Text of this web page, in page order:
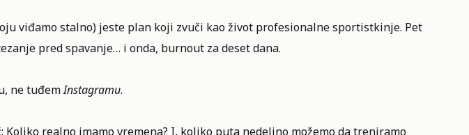
viđamo stalno) jeste plan koji zvuči kao život profesionalne sportistkinje. Pet
pred spavanje… i onda, burnout za deset dana.
ne tuđemInstagramu.
Koliko realno imamo vremena? I, koliko puta nedeljno možemo da treniramo